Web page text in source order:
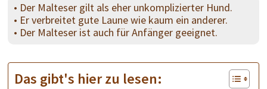
• Der Malteser gilt als eher unkomplizierter Hund.
• Er verbreitet gute Laune wie kaum ein anderer.
• Der Malteser ist auch für Anfänger geeignet.
Das gibt's hier zu lesen: